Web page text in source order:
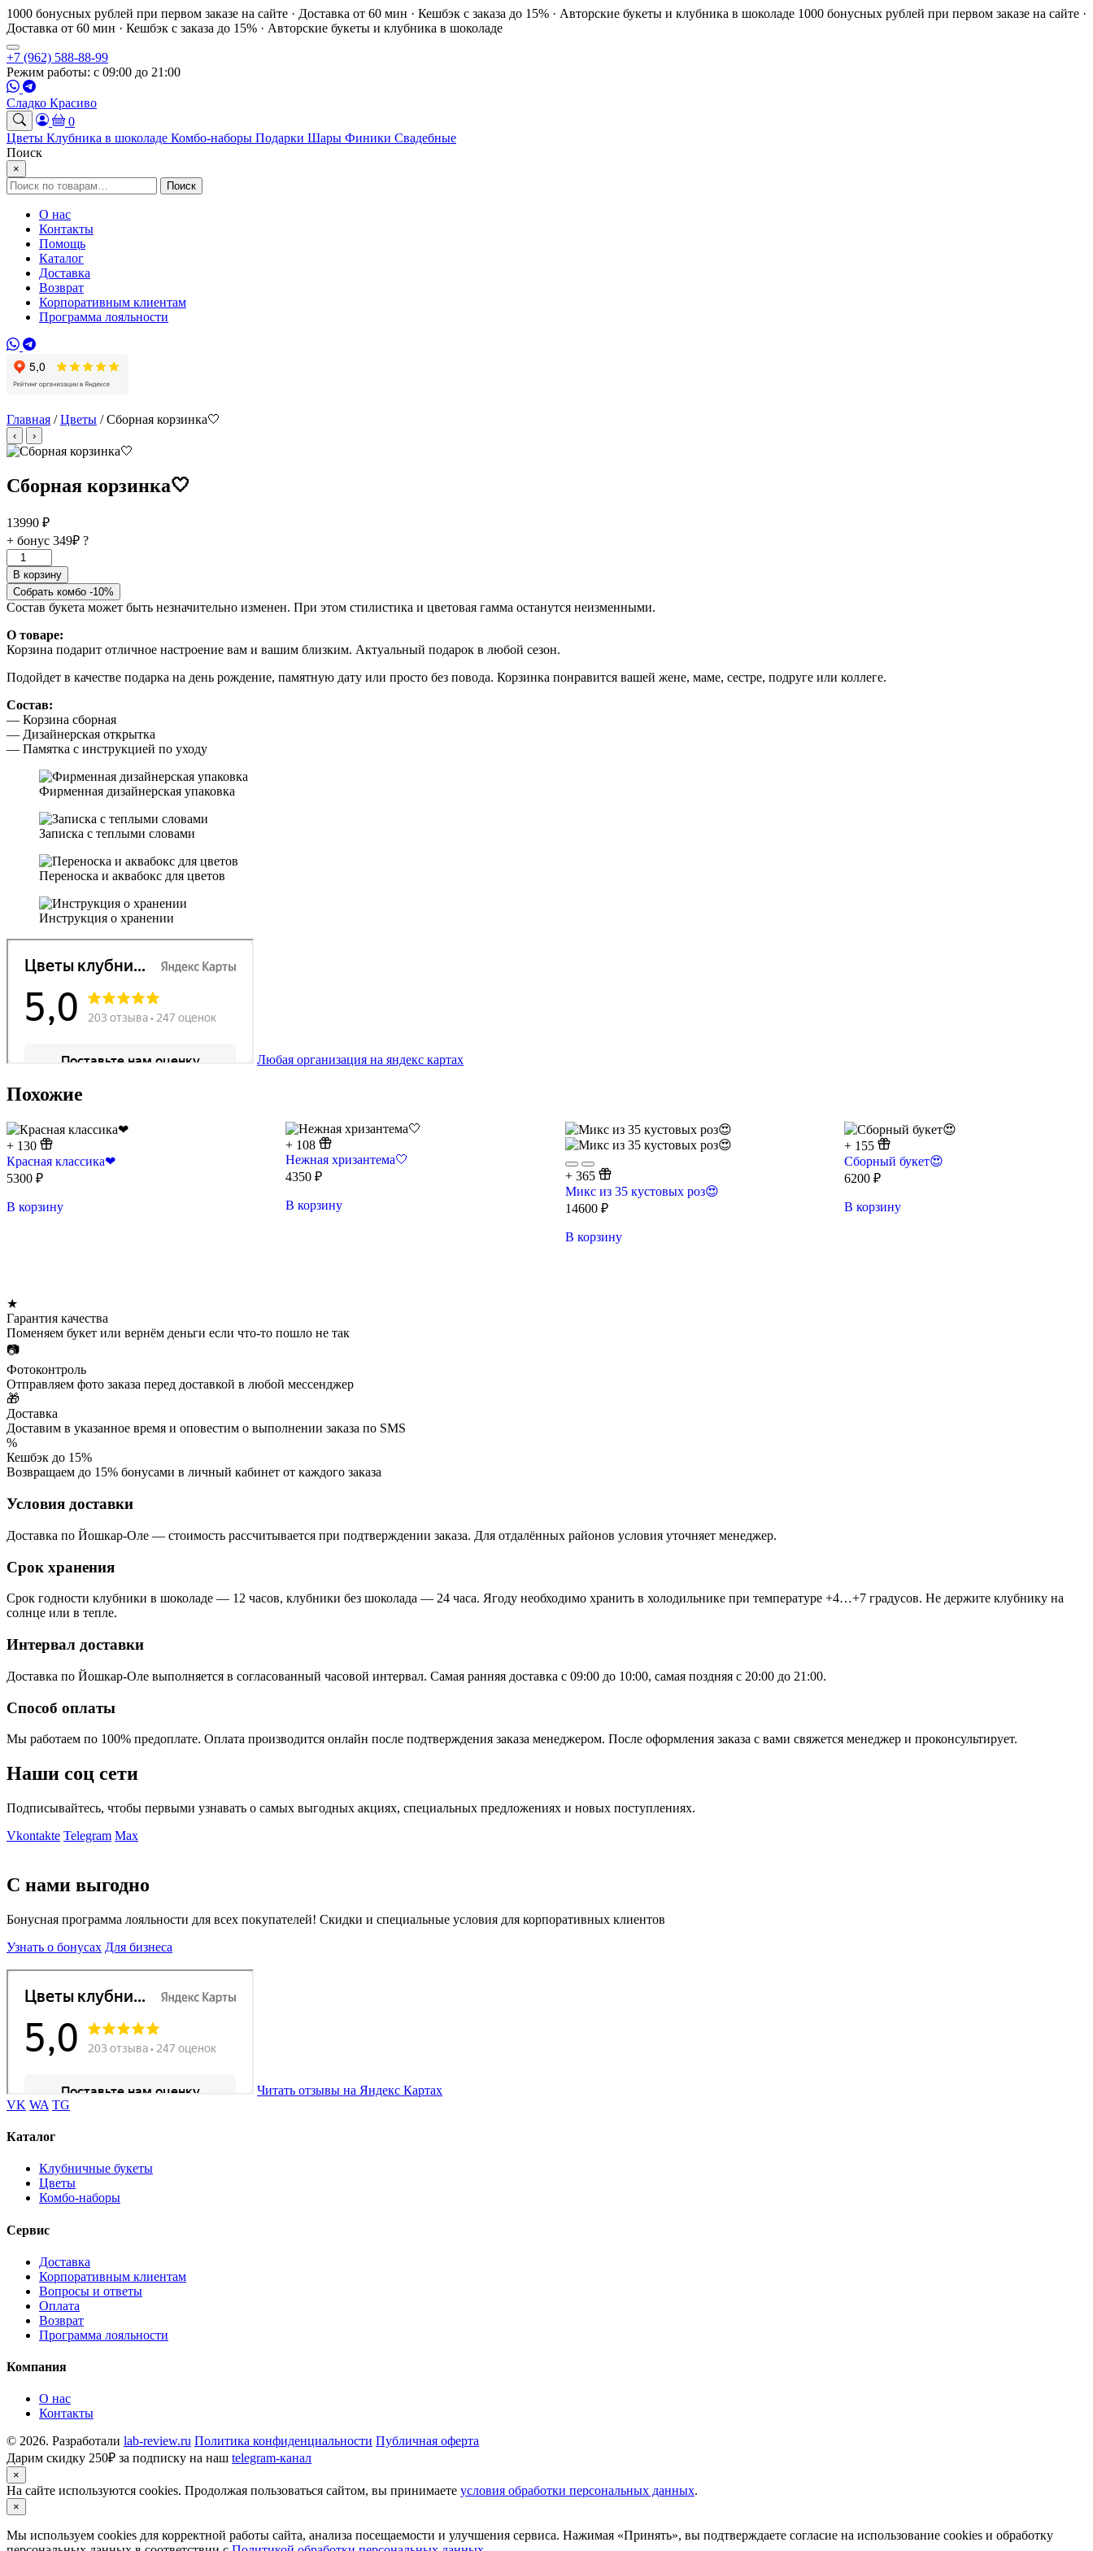
1000 бонусных рублей при первом заказе на сайте · Доставка от 60 мин · Кешбэк с заказа до 15% · Авторские букеты и клубника в шоколаде 1000 бонусных рублей при первом заказе на сайте ·
Доставка от 60 мин · Кешбэк с заказа до 15% · Авторские букеты и клубника в шоколаде
+7 (962) 588-88-99
Режим работы: с 09:00 до 21:00
Сладко Красиво
0
Цветы Клубника в шоколаде Комбо-наборы Подарки Шары Финики Свадебные
Поиск
×
Искать: Поиск
О нас
Контакты
Помощь
Каталог
Доставка
Возврат
Корпоративным клиентам
Программа лояльности
Главная /Цветы / Сборная корзинка🤍
‹ ›
Сборная корзинка🤍
13990 ₽
+ бонус 349₽ ?
Количество
товара
Сборная
корзинка
🤍
В корзину
Собрать комбо -10%
Состав букета может быть незначительно изменен. При этом стилистика и цветовая гамма останутся неизменными.
О товаре:
Корзина подарит отличное настроение вам и вашим близким. Актуальный подарок в любой сезон.
Подойдет в качестве подарка на день рождение, памятную дату или просто без повода. Корзинка понравится вашей жене, маме, сестре, подруге или коллеге.
Состав:
— Корзина сборная
— Дизайнерская открытка
— Памятка с инструкцией по уходу
Фирменная дизайнерская упаковка
Записка с теплыми словами
Переноска и аквабокс для цветов
Инструкция о хранении
Любая организация на яндекс картах
Похожие
+ 130
Красная классика❤
5300 ₽
В корзину
+ 108
Нежная хризантема🤍
4350₽
В корзину
+ 365
Микс из 35 кустовых роз😍
14600 ₽
В корзину
+ 155
Сборный букет😍
6200 ₽
В корзину
★
Гарантия качества
Поменяем букет или вернём деньги если что-то пошло не так
📷
Фотоконтроль
Отправляем фото заказа перед доставкой в любой мессенджер
🎁
Доставка
Доставим в указанное время и оповестим о выполнении заказа по SMS
%
Кешбэк до 15%
Возвращаем до 15% бонусами в личный кабинет от каждого заказа
Условия доставки
Доставка по Йошкар-Оле — стоимость рассчитывается при подтверждении заказа. Для отдалённых районов условия уточняет менеджер.
Срок хранения
Срок годности клубники в шоколаде — 12 часов, клубники без шоколада — 24 часа. Ягоду необходимо хранить в холодильнике при температуре +4…+7 градусов. Не держите клубнику на
солнце или в тепле.
Интервал доставки
Доставка по Йошкар-Оле выполняется в согласованный часовой интервал. Самая ранняя доставка с 09:00 до 10:00, самая поздняя с 20:00 до 21:00.
Способ оплаты
Мы работаем по 100% предоплате. Оплата производится онлайн после подтверждения заказа менеджером. После оформления заказа с вами свяжется менеджер и проконсультирует.
Наши соц сети
Подписывайтесь, чтобы первыми узнавать о самых выгодных акциях, специальных предложениях и новых поступлениях.
Vkontakte Telegram Max
С нами выгодно
Бонусная программа лояльности для всех покупателей! Скидки и специальные условия для корпоративных клиентов
Узнать о бонусах Для бизнеса
Читать отзывы на Яндекс Картах
VK WA TG
Каталог
Клубничные букеты
Цветы
Комбо-наборы
Сервис
Доставка
Корпоративным клиентам
Вопросы и ответы
Оплата
Возврат
Программа лояльности
Компания
О нас
Контакты
© 2026. Разработали lab-review.ru Политика конфиденциальности Публичная оферта
Дарим скидку 250₽ за подписку на наш telegram-канал
×
На сайте используются cookies. Продолжая пользоваться сайтом, вы принимаете условия обработки персональных данных.
×
Мы используем cookies для корректной работы сайта, анализа посещаемости и улучшения сервиса. Нажимая «Принять», вы подтверждаете согласие на использование cookies и обработку